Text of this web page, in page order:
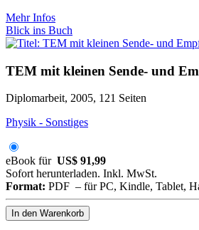
Mehr Infos
Blick ins Buch
TEM mit kleinen Sende- und
Diplomarbeit, 2005, 121 Seiten
Physik - Sonstiges
eBook für US$ 91,99
Sofort herunterladen. Inkl. MwSt.
Format: PDF – für PC, Kindle, Tablet,
In den Warenkorb